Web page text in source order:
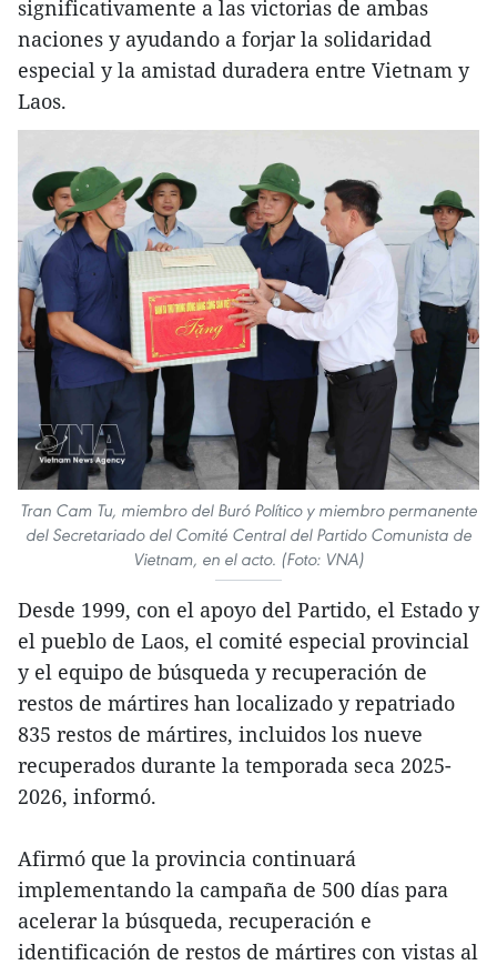
significativamente a las victorias de ambas
naciones y ayudando a forjar la solidaridad
especial y la amistad duradera entre Vietnam y
Laos.
Tran Cam Tu, miembro del Buró Político y miembro permanente
del Secretariado del Comité Central del Partido Comunista de
Vietnam, en el acto. (Foto: VNA)
Desde 1999, con el apoyo del Partido, el Estado y
el pueblo de Laos, el comité especial provincial
y el equipo de búsqueda y recuperación de
restos de mártires han localizado y repatriado
835 restos de mártires, incluidos los nueve
recuperados durante la temporada seca 2025-
2026, informó.
Afirmó que la provincia continuará
implementando la campaña de 500 días para
acelerar la búsqueda, recuperación e
identificación de restos de mártires con vistas al